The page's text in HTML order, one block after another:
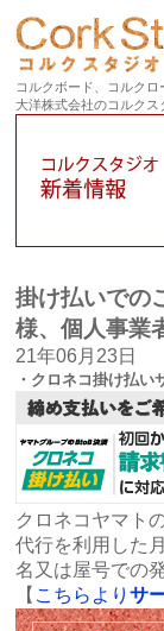
コルクボード、コルク
大洋株式会社のコルクス
掛け払いでの
様、個人事業
21年06月23日
・クロネコ掛け払い
クロネコヤマト
代行を利用した
名又は屋号での
【 こちらよりサ